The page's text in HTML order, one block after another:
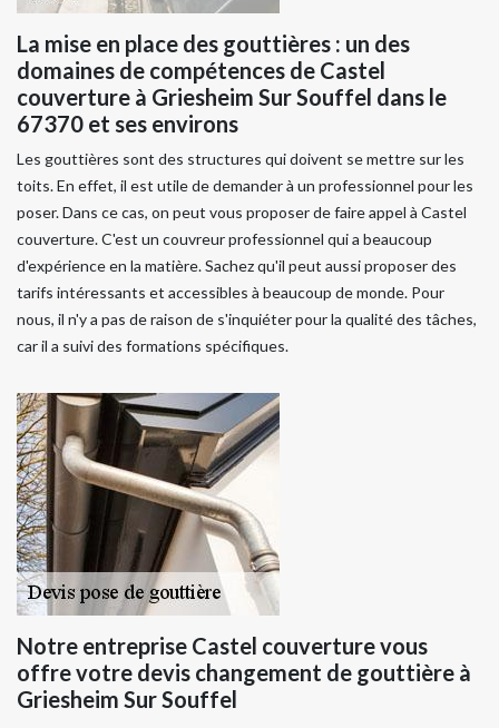
La mise en place des gouttières : un des
domaines de compétences de Castel
couverture à Griesheim Sur Souffel dans le
67370 et ses environs
Les gouttières sont des structures qui doivent se mettre sur les
toits. En effet, il est utile de demander à un professionnel pour les
poser. Dans ce cas, on peut vous proposer de faire appel à Castel
couverture. C'est un couvreur professionnel qui a beaucoup
d'expérience en la matière. Sachez qu'il peut aussi proposer des
tarifs intéressants et accessibles à beaucoup de monde. Pour
nous, il n'y a pas de raison de s'inquiéter pour la qualité des tâches,
car il a suivi des formations spécifiques.
Notre entreprise Castel couverture vous
offre votre devis changement de gouttière à
Griesheim Sur Souffel